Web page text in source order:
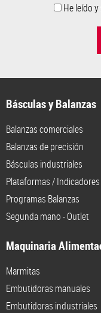
He leído
Básculas y Balanzas
Balanzas comerciales
Balanzas de precisión
Básculas industriales
Plataformas / Indicadores
Programas Balanzas
Segunda mano - Outlet
Maquinaria
Marmitas
Embutidoras manuales
Embutidoras industriales